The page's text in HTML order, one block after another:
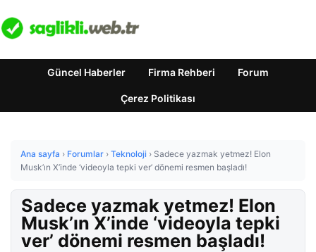
Güncel Haberler Firma Rehberi Forum
Çerez Politikası
Ana sayfa › Forumlar › Teknoloji › Sadece yazmak yetmez! Elon
Musk’ın X’inde ‘videoyla tepki ver’ dönemi resmen başladı!
Sadece yazmak yetmez! Elon
Musk’ın X’inde ‘videoyla tepki
ver’ dönemi resmen başladı!